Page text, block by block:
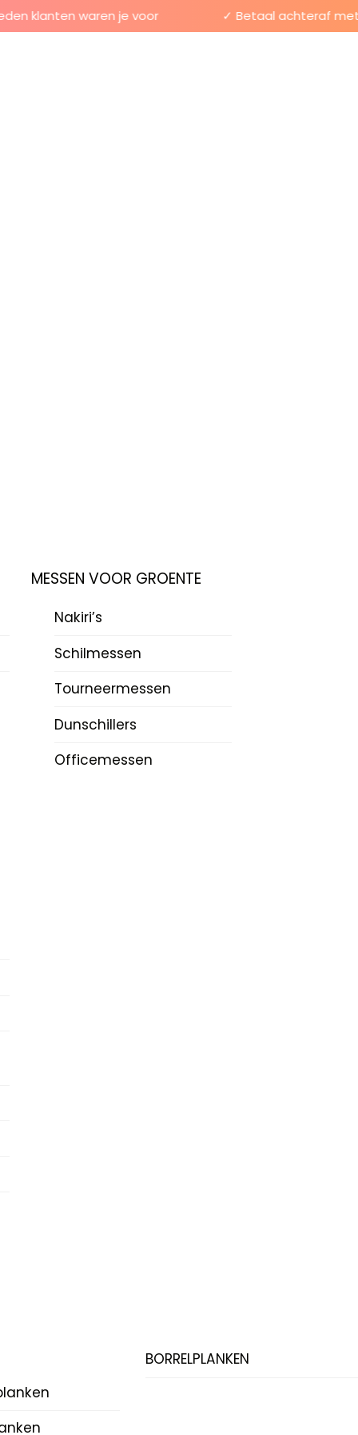
klanten waren je voor ✓ Betaal achteraf met
MESSEN VOOR GROENTE
Nakiri’s
Schilmessen
Tourneermessen
Dunschillers
Officemessen
BORRELPLANKEN